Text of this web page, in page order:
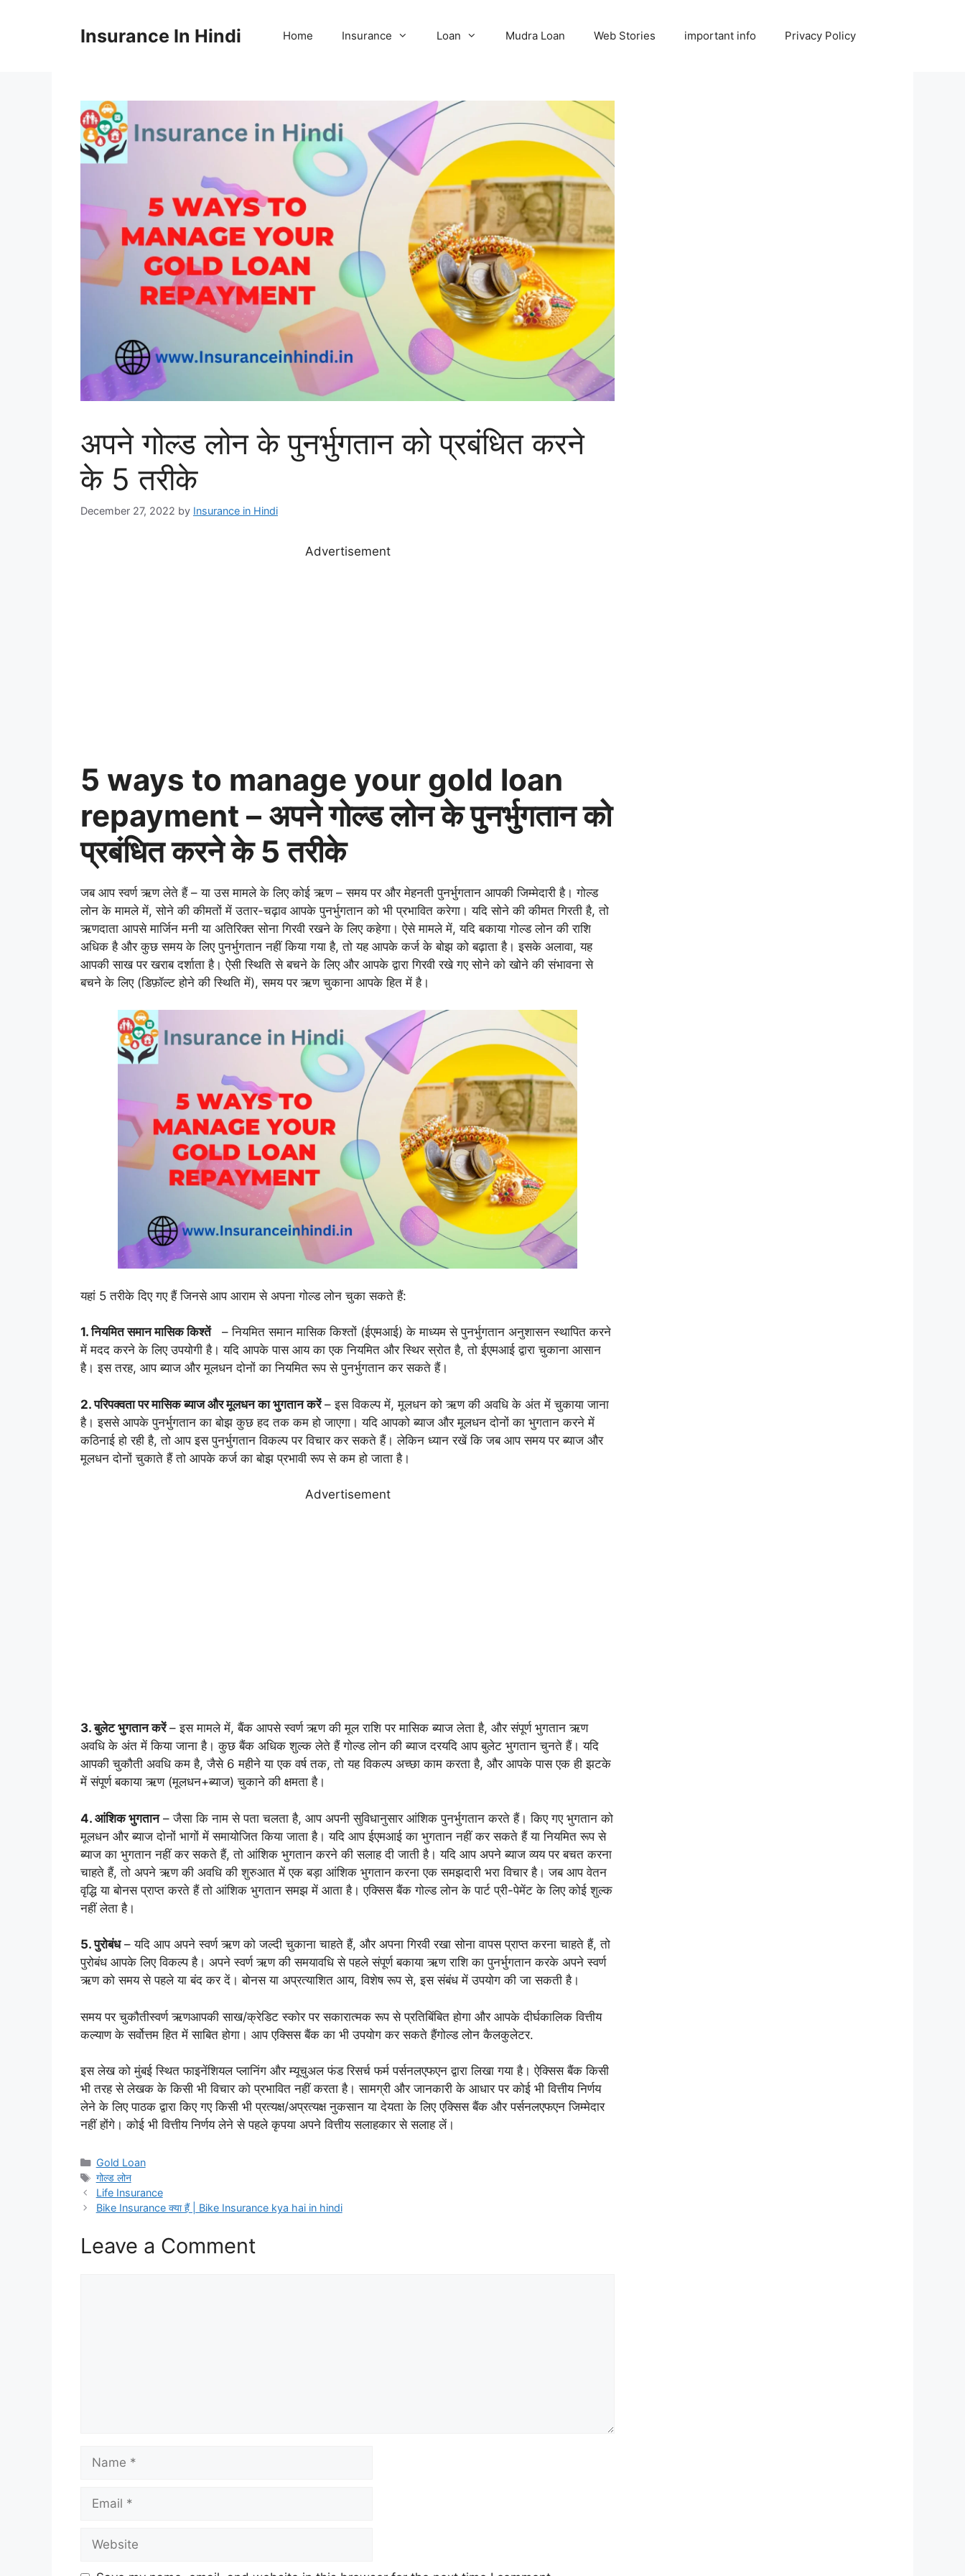
Insurance In Hindi Home Insurance Loan Mudra Loan Web Stories important info Privacy Policy
अपने गोल्ड लोन के पुनर्भुगतान को प्रबंधित करने
के 5 तरीके
December 27, 2022 by Insurance in Hindi
Advertisement
5 ways to manage your gold loan
repayment – अपने गोल्ड लोन के पुनर्भुगतान को
प्रबंधित करने के 5 तरीके
जब आप स्वर्ण ऋण लेते हैं – या उस मामले के लिए कोई ऋण – समय पर और मेहनती पुनर्भुगतान आपकी जिम्मेदारी है। गोल्ड
लोन के मामले में, सोने की कीमतों में उतार-चढ़ाव आपके पुनर्भुगतान को भी प्रभावित करेगा। यदि सोने की कीमत गिरती है, तो
ऋणदाता आपसे मार्जिन मनी या अतिरिक्त सोना गिरवी रखने के लिए कहेगा। ऐसे मामले में, यदि बकाया गोल्ड लोन की राशि
अधिक है और कुछ समय के लिए पुनर्भुगतान नहीं किया गया है, तो यह आपके कर्ज के बोझ को बढ़ाता है। इसके अलावा, यह
आपकी साख पर खराब दर्शाता है। ऐसी स्थिति से बचने के लिए और आपके द्वारा गिरवी रखे गए सोने को खोने की संभावना से
बचने के लिए (डिफ़ॉल्ट होने की स्थिति में), समय पर ऋण चुकाना आपके हित में है।
यहां 5 तरीके दिए गए हैं जिनसे आप आराम से अपना गोल्ड लोन चुका सकते हैं:
1. नियमित समान मासिक किश्तें– नियमित समान मासिक किश्तों (ईएमआई) के माध्यम से पुनर्भुगतान अनुशासन स्थापित करने
में मदद करने के लिए उपयोगी है। यदि आपके पास आय का एक नियमित और स्थिर स्रोत है, तो ईएमआई द्वारा चुकाना आसान
है। इस तरह, आप ब्याज और मूलधन दोनों का नियमित रूप से पुनर्भुगतान कर सकते हैं।
2. परिपक्वता पर मासिक ब्याज और मूलधन का भुगतान करें– इस विकल्प में, मूलधन को ऋण की अवधि के अंत में चुकाया जाना
है। इससे आपके पुनर्भुगतान का बोझ कुछ हद तक कम हो जाएगा। यदि आपको ब्याज और मूलधन दोनों का भुगतान करने में
कठिनाई हो रही है, तो आप इस पुनर्भुगतान विकल्प पर विचार कर सकते हैं। लेकिन ध्यान रखें कि जब आप समय पर ब्याज और
मूलधन दोनों चुकाते हैं तो आपके कर्ज का बोझ प्रभावी रूप से कम हो जाता है।
Advertisement
3. बुलेट भुगतान करें– इस मामले में, बैंक आपसे स्वर्ण ऋण की मूल राशि पर मासिक ब्याज लेता है, और संपूर्ण भुगतान ऋण
अवधि के अंत में किया जाना है। कुछ बैंक अधिक शुल्क लेते हैंगोल्ड लोन की ब्याज दरयदि आप बुलेट भुगतान चुनते हैं। यदि
आपकी चुकौती अवधि कम है, जैसे 6 महीने या एक वर्ष तक, तो यह विकल्प अच्छा काम करता है, और आपके पास एक ही झटके
में संपूर्ण बकाया ऋण (मूलधन+ब्याज) चुकाने की क्षमता है।
4. आंशिक भुगतान– जैसा कि नाम से पता चलता है, आप अपनी सुविधानुसार आंशिक पुनर्भुगतान करते हैं। किए गए भुगतान को
मूलधन और ब्याज दोनों भागों में समायोजित किया जाता है। यदि आप ईएमआई का भुगतान नहीं कर सकते हैं या नियमित रूप से
ब्याज का भुगतान नहीं कर सकते हैं, तो आंशिक भुगतान करने की सलाह दी जाती है। यदि आप अपने ब्याज व्यय पर बचत करना
चाहते हैं, तो अपने ऋण की अवधि की शुरुआत में एक बड़ा आंशिक भुगतान करना एक समझदारी भरा विचार है। जब आप वेतन
वृद्धि या बोनस प्राप्त करते हैं तो आंशिक भुगतान समझ में आता है। एक्सिस बैंक गोल्ड लोन के पार्ट प्री-पेमेंट के लिए कोई शुल्क
नहीं लेता है।
5. पुरोबंध– यदि आप अपने स्वर्ण ऋण को जल्दी चुकाना चाहते हैं, और अपना गिरवी रखा सोना वापस प्राप्त करना चाहते हैं, तो
पुरोबंध आपके लिए विकल्प है। अपने स्वर्ण ऋण की समयावधि से पहले संपूर्ण बकाया ऋण राशि का पुनर्भुगतान करके अपने स्वर्ण
ऋण को समय से पहले या बंद कर दें। बोनस या अप्रत्याशित आय, विशेष रूप से, इस संबंध में उपयोग की जा सकती है।
समय पर चुकौतीस्वर्ण ऋणआपकी साख/क्रेडिट स्कोर पर सकारात्मक रूप से प्रतिबिंबित होगा और आपके दीर्घकालिक वित्तीय
कल्याण के सर्वोत्तम हित में साबित होगा। आप एक्सिस बैंक का भी उपयोग कर सकते हैंगोल्ड लोन कैलकुलेटर.
इस लेख को मुंबई स्थित फाइनेंशियल प्लानिंग और म्यूचुअल फंड रिसर्च फर्म पर्सनलएफएन द्वारा लिखा गया है। ऐक्सिस बैंक किसी
भी तरह से लेखक के किसी भी विचार को प्रभावित नहीं करता है। सामग्री और जानकारी के आधार पर कोई भी वित्तीय निर्णय
लेने के लिए पाठक द्वारा किए गए किसी भी प्रत्यक्ष/अप्रत्यक्ष नुकसान या देयता के लिए एक्सिस बैंक और पर्सनलएफएन जिम्मेदार
नहीं होंगे। कोई भी वित्तीय निर्णय लेने से पहले कृपया अपने वित्तीय सलाहकार से सलाह लें।
Categories
Gold Loan
Tags
गोल्ड लोन
Life Insurance
Bike Insurance क्या हैं | Bike Insurance kya hai in hindi
Leave a Comment